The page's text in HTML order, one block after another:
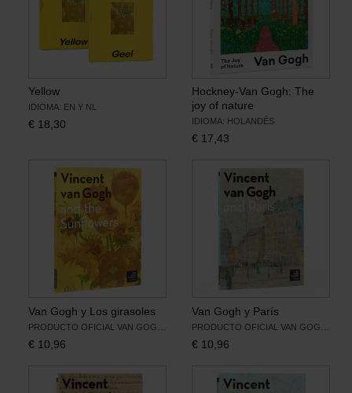
Yellow
IDIOMA: EN Y NL
€ 18,30
Hockney-Van Gogh: The
joy of nature
IDIOMA: HOLANDÉS
€ 17,43
Van Gogh y Los girasoles
€ 10,96
Van Gogh y París
€ 10,96